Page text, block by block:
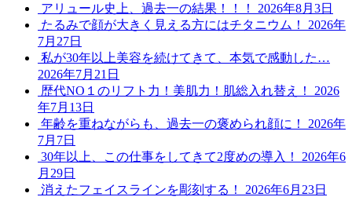
アリュール史上、過去一の結果！！！
2026年8月3日
たるみで顔が大きく見える方にはチタニウム！
2026年
7月27日
私が30年以上美容を続けてきて、本気で感動した…
2026年7月21日
歴代NO１のリフト力！美肌力！肌総入れ替え！
2026
年7月13日
年齢を重ねながらも、過去一の褒められ顔に！
2026年
7月7日
30年以上、この仕事をしてきて2度めの導入！
2026年6
月29日
消えたフェイスラインを彫刻する！
2026年6月23日